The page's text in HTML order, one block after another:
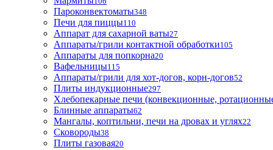
Пароконвектоматы348
Печи для пиццы110
Аппарат для сахарной ваты27
Аппараты/грили контактной обработки105
Аппараты для попкорна20
Вафельницы115
Аппараты/грили для хот-догов, корн-догов52
Плиты индукционные297
Хлебопекарные печи (конвекционные,
Блинные аппараты62
Мангалы, коптильни, печи на дровах и углях22
Сковороды38
Плиты газовая20